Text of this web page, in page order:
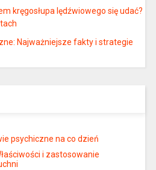
kręgosłupa lędźwiowego się udać?
Najważniejsze fakty i strategie
psychiczne na co dzień
i zastosowanie